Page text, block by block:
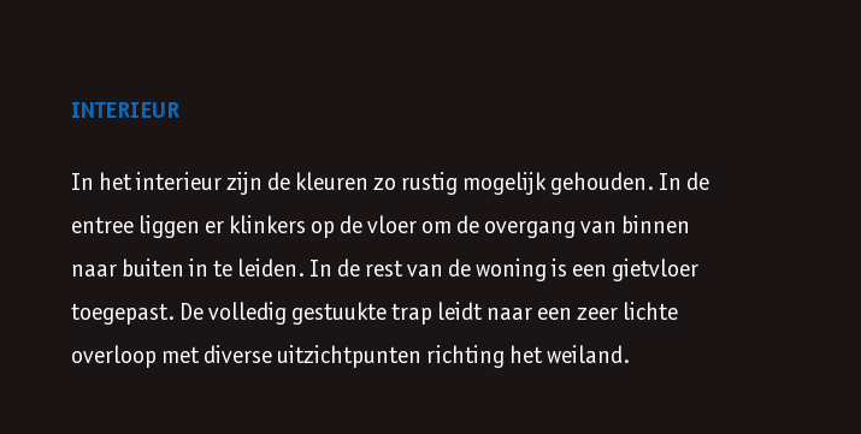
INTERIEUR
In het interieur zijn de kleuren zo rustig mogelijk gehouden. In de
entree liggen er klinkers op de vloer om de overgang van binnen
naar buiten in te leiden. In de rest van de woning is een gietvloer
toegepast. De volledig gestuukte trap leidt naar een zeer lichte
overloop met diverse uitzichtpunten richting het weiland.